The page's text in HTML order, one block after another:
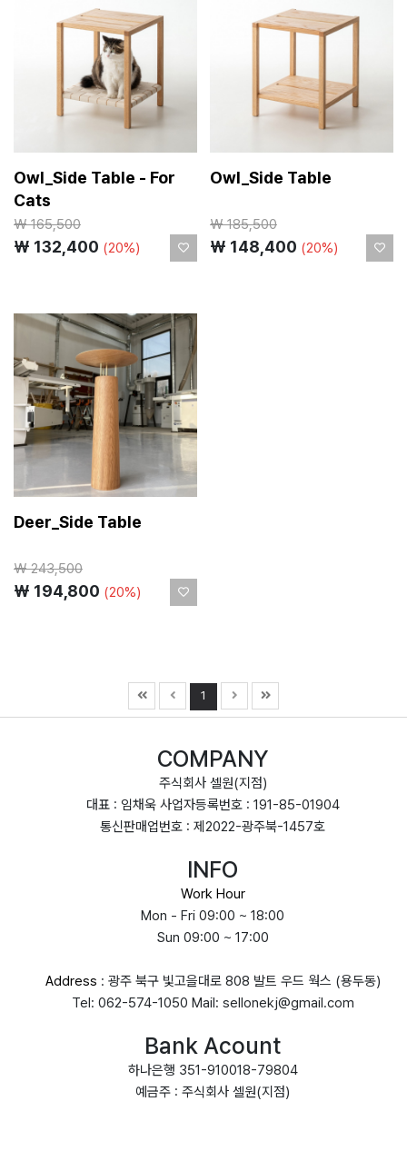
Owl_Side Table - For
Cats
₩165,500
₩ 132,400 (20%)
Owl_Side Table
₩185,500
₩ 148,400 (20%)
Deer_Side Table
₩243,500
₩ 194,800 (20%)
1
COMPANY
주식회사 셀원(지점)
대표 : 임채욱 사업자등록번호 : 191-85-01904
통신판매업번호 : 제2022-광주북-1457호
INFO
Work Hour
Mon - Fri 09:00 ~ 18:00
Sun 09:00 ~ 17:00
Address : 광주 북구 빛고을대로 808 발트 우드 웍스 (용두동)
Tel: 062-574-1050 Mail: sellonekj@gmail.com
Bank Acount
하나은행 351-910018-79804
예금주 : 주식회사 셀원(지점)